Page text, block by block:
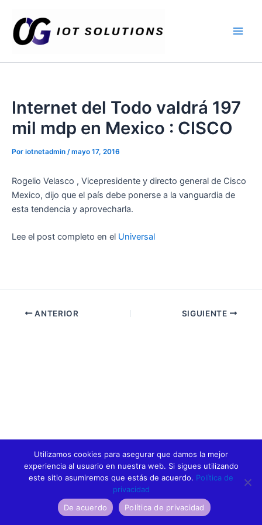
contenido
Internet del Todo valdrá 197
mil mdp en Mexico : CISCO
Por iotnetadmin /mayo 17, 2016
Rogelio Velasco , Vicepresidente y directo general de Cisco
Mexico, dijo que el país debe ponerse a la vanguardia de
esta tendencia y aprovecharla.
Lee el post completo en el Universal
ANTERIOR SIGUIENTE
Utilizamos cookies para asegurar que damos la mejor
experiencia al usuario en nuestra web. Si sigues utilizando
este sitio asumiremos que estás de acuerdo. Política de
privacidad
De acuerdo
Política de privacidad